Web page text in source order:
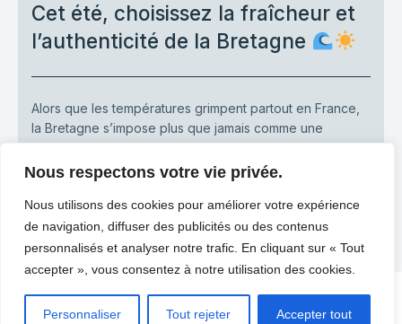
Nous respectons votre vie privée.
Nous utilisons des cookies pour améliorer votre expérience
de navigation, diffuser des publicités ou des contenus
personnalisés et analyser notre trafic. En cliquant sur « Tout
accepter », vous consentez à notre utilisation des cookies.
Personnaliser Tout rejeter Accepter tout
Cet été, choisissez la fraîcheur et
l’authenticité de la Bretagne
Alors que les températures grimpent partout en France,
la Bretagne s’impose plus que jamais comme une
destination idéale pour profiter[…]
LIRE PLUS
© 2026 Heaven home. Created with
using